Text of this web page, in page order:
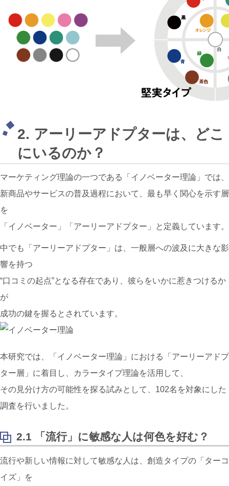
2. アーリーアドプターは、どこ
にいるのか？
マーケティング理論の一つである「イノベーター理論」では、
新商品やサービスの普及過程において、最も早く関心を示す層
を
「イノベーター」「アーリーアドプター」と定義しています。
中でも「アーリーアドプター」は、一般層への波及に大きな影
響を持つ
“口コミの起点”となる存在であり、彼らをいかに惹きつけるか
が
成功の鍵を握るとされています。
本研究では、「イノベーター理論」における「アーリーアドプ
ター層」に着目し、カラータイプ理論を活用して、
その見分け方の可能性を探る試みとして、102名を対象にした
調査を行いました。
2.1 「流行」に敏感な人は何色を好む？
流行や新しい情報に対して敏感な人は、 創造タイプの「 ターコ
イズ 」を